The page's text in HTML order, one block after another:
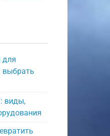
для
выбрать
виды,